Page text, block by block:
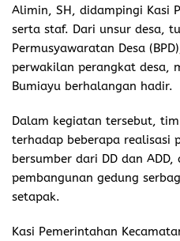
Alimin, SH, didampingi Kasi
serta staf. Dari unsur desa,
Permusyawaratan Desa
perwakilan perangkat desa,
Bumiayu berhalangan hadir.
Dalam kegiatan tersebut,
terhadap beberapa realisasi
bersumber dari DD dan
pembangunan gedung
setapak.
Kasi Pemerintahan